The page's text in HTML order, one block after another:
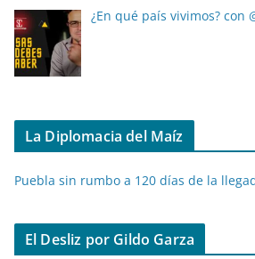
¿En qué país vivimos? con
La Diplomacia del Maíz
Puebla sin rumbo a 120 días de la
El Desliz por Gildo Garza